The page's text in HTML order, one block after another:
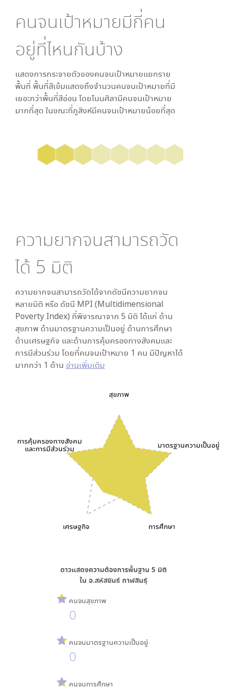
คนจนเป้าหมายมีกี่คน
อยู่ที่ไหนกันบ้าง
แสดงการกระจายตัวของคนจนเป้าหมายแยกราย
พื้นที่ พื้นที่สีเข้มแสดงถึงจำนวนคนจนเป้าหมายที่มี
เยอะกว่าพื้นที่สีอ่อน โดยโนนศิลามีคนจนเป้าหมาย
มากที่สุด ในขณะที่ภูสิงห์มีคนจนเป้าหมายน้อยที่สุด
ความยากจนสามารถวัด
ได้ 5 มิติ
ความยากจนสามารถวัดได้จากดัชนีความยากจน
หลายมิติ หรือ ดัชนี MPI (Multidimensional
Poverty Index) ที่พิจารณาจาก 5 มิติ ได้แก่ ด้าน
สุขภาพ ด้านมาตรฐานความเป็นอยู่ ด้านการศึกษา
ด้านเศรษฐกิจ และด้านการคุ้มครองทางสังคมและ
การมีส่วนร่วม โดยที่คนจนเป้าหมาย 1 คน มีปัญหาได้
มากกว่า 1 ด้าน อ่านเพิ่มเติม
สุขภาพ
มาตรฐานความเป็นอยู่
การศึกษา
เศรษฐกิจ
การคุ้มครองทางสังคม
และการมีส่วนร่วม
ดาวแสดงความต้องการพื้นฐาน 5 มิติ
ใน อ.สหัสขันธ์ กาฬสินธุ์
คนจนสุขภาพ
0
คนจนมาตรฐานความเป็นอยู่
0
คนจนการศึกษา